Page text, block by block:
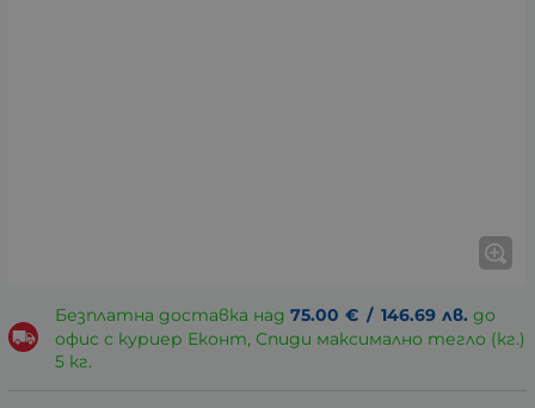
Безплатна доставка над 75.00 € / 146.69 лв. до
офис с куриер Еконт, Спиди максимално тегло (кг.)
5 кг.